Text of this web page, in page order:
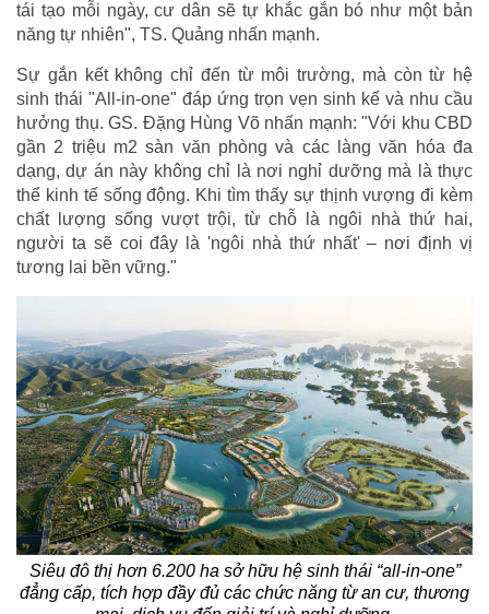
tái tạo mỗi ngày, cư dân sẽ tự khắc gắn bó như một bản
năng tự nhiên", TS. Quảng nhấn mạnh.
Sự gắn kết không chỉ đến từ môi trường, mà còn từ hệ
sinh thái "All-in-one" đáp ứng trọn vẹn sinh kế và nhu cầu
hưởng thụ. GS. Đặng Hùng Võ nhấn mạnh: "Với khu CBD
gần 2 triệu m2 sàn văn phòng và các làng văn hóa đa
dạng, dự án này không chỉ là nơi nghỉ dưỡng mà là thực
thể kinh tế sống động. Khi tìm thấy sự thịnh vượng đi kèm
chất lượng sống vượt trội, từ chỗ là ngôi nhà thứ hai,
người ta sẽ coi đây là 'ngôi nhà thứ nhất' – nơi định vị
tương lai bền vững."
Siêu đô thị hơn 6.200 ha sở hữu hệ sinh thái “all-in-one”
đẳng cấp, tích hợp đầy đủ các chức năng từ an cư, thương